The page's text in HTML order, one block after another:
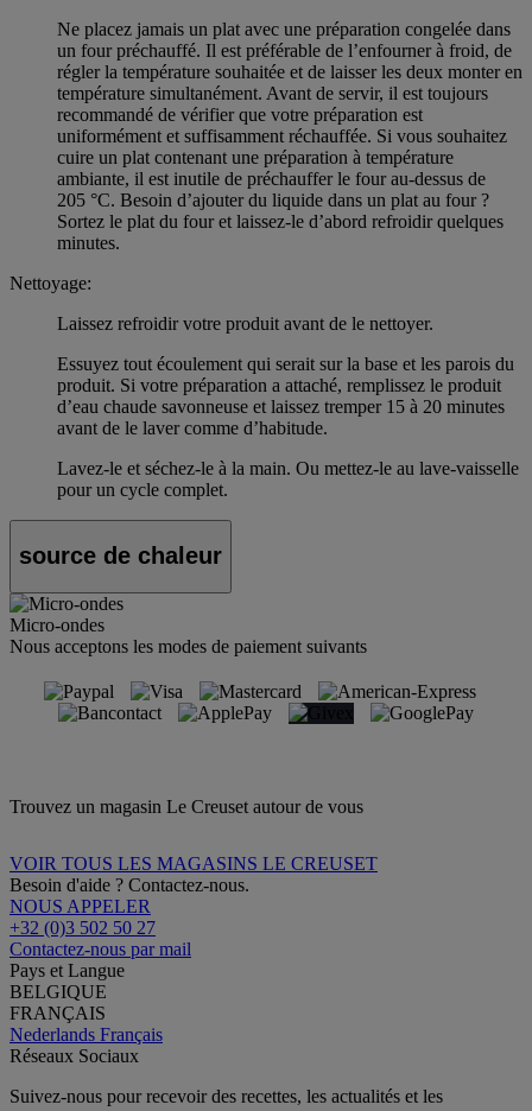
Ne placez jamais un plat avec une préparation congelée dans
un four préchauffé. Il est préférable de l’enfourner à froid, de
régler la température souhaitée et de laisser les deux monter en
température simultanément. Avant de servir, il est toujours
recommandé de vérifier que votre préparation est
uniformément et suffisamment réchauffée. Si vous souhaitez
cuire un plat contenant une préparation à température
ambiante, il est inutile de préchauffer le four au-dessus de
205 °C. Besoin d’ajouter du liquide dans un plat au four ?
Sortez le plat du four et laissez-le d’abord refroidir quelques
minutes.
Nettoyage:
Laissez refroidir votre produit avant de le nettoyer.
Essuyez tout écoulement qui serait sur la base et les parois du
produit. Si votre préparation a attaché, remplissez le produit
d’eau chaude savonneuse et laissez tremper 15 à 20 minutes
avant de le laver comme d’habitude.
Lavez-le et séchez-le à la main. Ou mettez-le au lave-vaisselle
pour un cycle complet.
source de chaleur
Micro-ondes
Nous acceptons les modes de paiement suivants
Trouvez un magasin Le Creuset autour de vous
VOIR TOUS LES MAGASINS LE CREUSET
Besoin d'aide ? Contactez-nous.
NOUS APPELER
+32 (0)3 502 50 27
Contactez-nous par mail
Pays et Langue
BELGIQUE
FRANÇAIS
Nederlands Français
Réseaux Sociaux
Suivez-nous pour recevoir des recettes, les actualités et les